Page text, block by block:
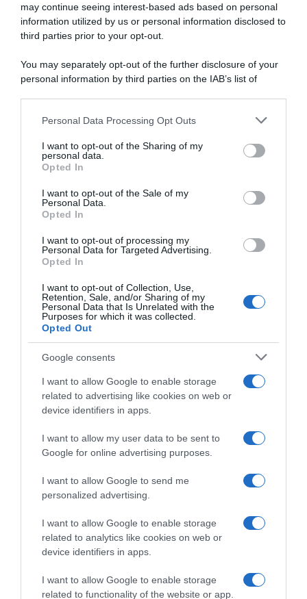
may continue seeing interest-based ads based on personal
information utilized by us or personal information disclosed to
third parties prior to your opt-out.
You may separately opt-out of the further disclosure of your
personal information by third parties on the IAB’s list of
This information may also be disclosed by us to third parties
disclose it to other third parties.
Please note that this website/app uses one or more Google
services and may gather and store information including but
not limited to your visit or usage behaviour. You may click to
grant or deny consent to Google and its third-party tags to
consent section.
Personal Data Processing Opt Outs
I want to opt-out of the Sharing of my
personal data.
Opted In
I want to opt-out of the Sale of my
Personal Data.
Opted In
I want to opt-out of processing my
Personal Data for Targeted Advertising.
Opted In
I want to opt-out of Collection, Use,
Retention, Sale, and/or Sharing of my
Personal Data that Is Unrelated with the
Purposes for which it was collected.
Opted Out
Google consents
I want to allow Google to enable storage
related to advertising like cookies on web or
device identifiers in apps.
I want to allow my user data to be sent to
Google for online advertising purposes.
I want to allow Google to send me
personalized advertising.
I want to allow Google to enable storage
related to analytics like cookies on web or
device identifiers in apps.
I want to allow Google to enable storage
related to functionality of the website or app.
ARTICOLI RECENTI
“A tavola con Csaba”: chelsea buns
Giusina Battaglia
“Giusina in cucina”: biscotti da inzuppo di Giusina Battaglia
“In cucina con Imma e Matteo”: tortino al cioccolato
“Camper”: semifreddo di yogurt e crumble
CHI SIAMO
Dalla tv, alla brace. RicetteInTv.com nasce dall'idea di
raccogliere le follie culinarie di chef navigati e cuochi
improvvisati, che preferiscono gli studi televisivi alle cucine di
un ristorante...continua...